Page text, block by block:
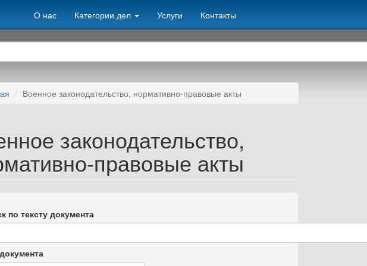
О нас Категории дел Услуги Контакты
Военное законодательство, нормативно-правовые акты
законодательство,
правовые акты
по тексту документа